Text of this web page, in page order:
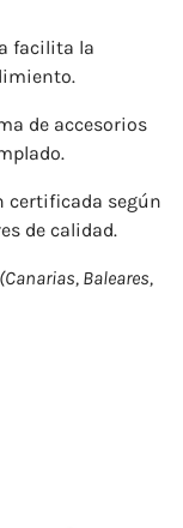
facilita la
de accesorios
certificada según
de calidad.
Baleares,